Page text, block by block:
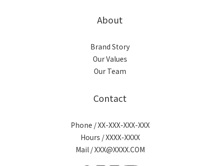
About
Brand Story
Our Values
Our Team
Contact
Phone / XX-XXX-XXX-XXX
Hours / XXXX-XXXX
Mail / XXX@XXXX.COM